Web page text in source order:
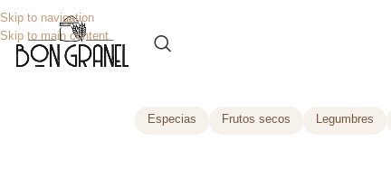
Skip to navigation
Skip to main content
Especias Frutos secos Legumbres